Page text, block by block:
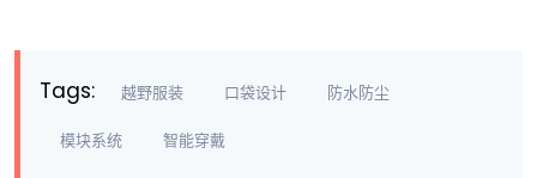
Tags: 越野服装 口袋设计 防水防尘
模块系统 智能穿戴